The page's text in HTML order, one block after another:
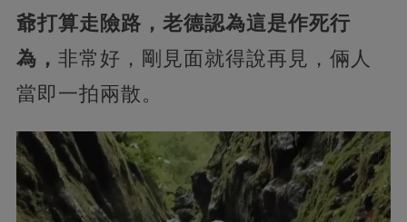
爺打算走險路，老德認為這是作死行
為， 非常好，剛見面就得說再見，倆人
當即一拍兩散。